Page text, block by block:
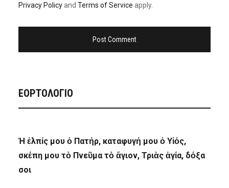
Privacy Policyand Terms of Service apply.
ΕΟΡΤΟΛΟΓΙΟ
Ἡ ἐλπίς μου ὁ Πατήρ, καταφυγή μου ὁ Υἱός,
σκέπη μου τὸ Πνεῦμα τὸ ἅγιον, Τριὰς ἁγία, δόξα
σοι